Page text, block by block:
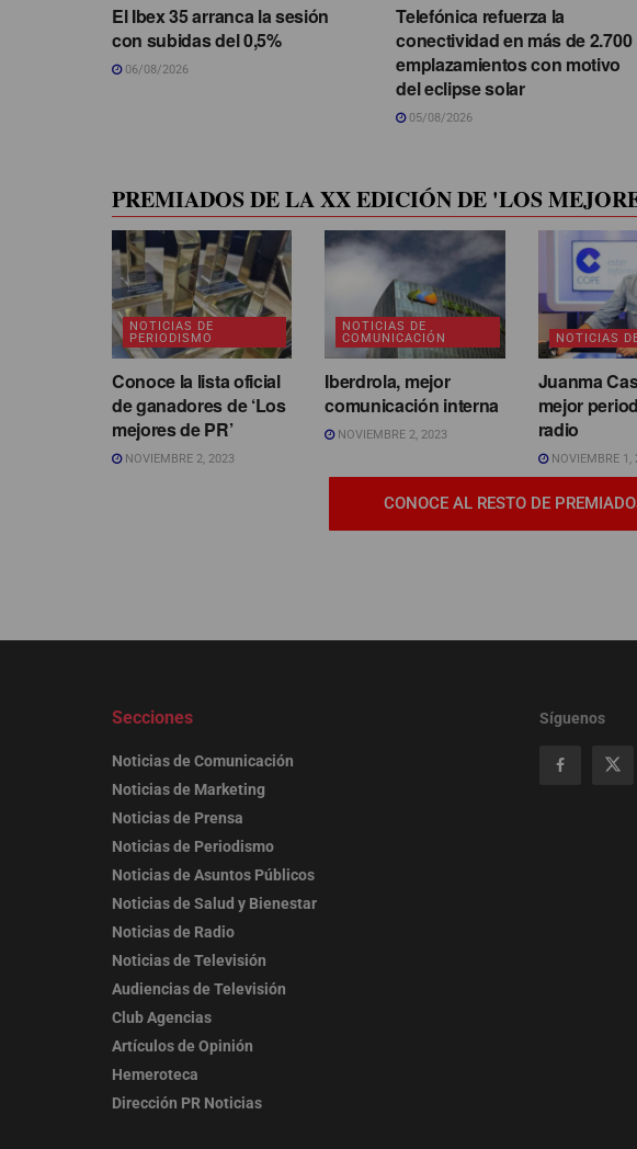
El Ibex 35 arranca la sesión
con subidas del 0,5%
06/08/2026
Telefónica refuerza la
conectividad en más de 2.700
emplazamientos con motivo
del eclipse solar
05/08/2026
PREMIADOS DE LA XX EDICIÓN DE 'LOS
NOTICIAS DE
PERIODISMO
Conoce la lista oficial
de ganadores de ‘Los
mejores de PR’
NOVIEMBRE 2, 2023
NOTICIAS DE
COMUNICACIÓN
Iberdrola, mejor
comunicación interna
NOVIEMBRE 2, 2023
NOTICIAS
Juanma
mejor
radio
NOVIEMBRE 1,
CONOCE AL RESTO DE
Secciones
Noticias de Comunicación
Noticias de Marketing
Noticias de Prensa
Noticias de Periodismo
Noticias de Asuntos Públicos
Noticias de Salud y Bienestar
Noticias de Radio
Noticias de Televisión
Audiencias de Televisión
Club Agencias
Artículos de Opinión
Hemeroteca
Dirección PR Noticias
Síguenos